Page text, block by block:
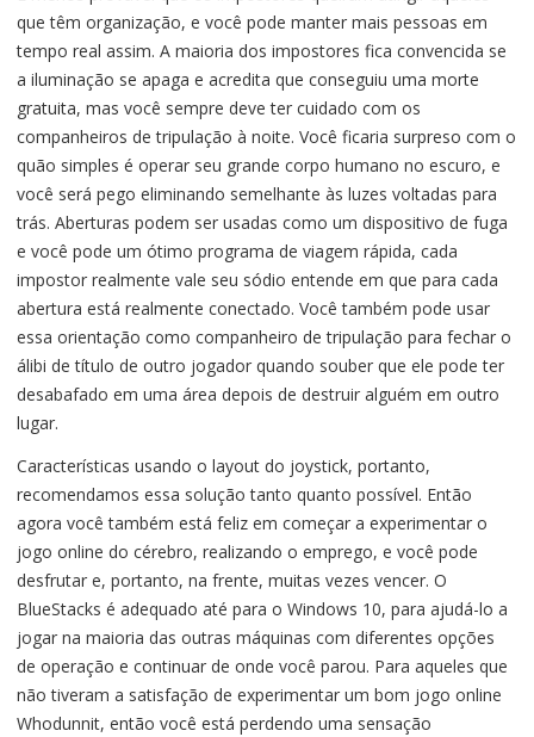
que têm organização, e você pode manter mais pessoas em
tempo real assim. A maioria dos impostores fica convencida se
a iluminação se apaga e acredita que conseguiu uma morte
gratuita, mas você sempre deve ter cuidado com os
companheiros de tripulação à noite. Você ficaria surpreso com o
quão simples é operar seu grande corpo humano no escuro, e
você será pego eliminando semelhante às luzes voltadas para
trás. Aberturas podem ser usadas como um dispositivo de fuga
e você pode um ótimo programa de viagem rápida, cada
impostor realmente vale seu sódio entende em que para cada
abertura está realmente conectado. Você também pode usar
essa orientação como companheiro de tripulação para fechar o
álibi de título de outro jogador quando souber que ele pode ter
desabafado em uma área depois de destruir alguém em outro
lugar.
Características usando o layout do joystick, portanto,
recomendamos essa solução tanto quanto possível. Então
agora você também está feliz em começar a experimentar o
jogo online do cérebro, realizando o emprego, e você pode
desfrutar e, portanto, na frente, muitas vezes vencer. O
BlueStacks é adequado até para o Windows 10, para ajudá-lo a
jogar na maioria das outras máquinas com diferentes opções
de operação e continuar de onde você parou. Para aqueles que
não tiveram a satisfação de experimentar um bom jogo online
Whodunnit, então você está perdendo uma sensação